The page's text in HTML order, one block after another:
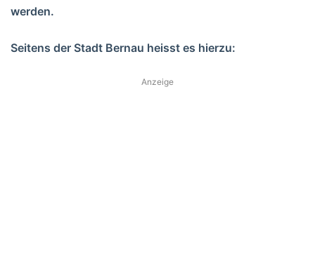
werden.
Seitens der Stadt Bernau heisst es hierzu:
Anzeige